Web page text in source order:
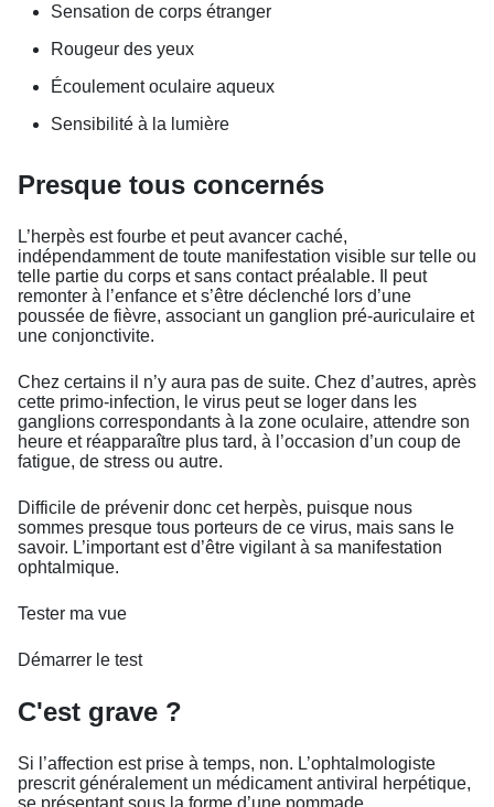
Sensation de corps étranger
Rougeur des yeux
Écoulement oculaire aqueux
Sensibilité à la lumière
Presque tous concernés
L’herpès est fourbe et peut avancer caché,
indépendamment de toute manifestation visible sur telle ou
telle partie du corps et sans contact préalable. Il peut
remonter à l’enfance et s’être déclenché lors d’une
poussée de fièvre, associant un ganglion pré-auriculaire et
une conjonctivite.
Chez certains il n’y aura pas de suite. Chez d’autres, après
cette primo-infection, le virus peut se loger dans les
ganglions correspondants à la zone oculaire, attendre son
heure et réapparaître plus tard, à l’occasion d’un coup de
fatigue, de stress ou autre.
Difficile de prévenir donc cet herpès, puisque nous
sommes presque tous porteurs de ce virus, mais sans le
savoir. L’important est d’être vigilant à sa manifestation
ophtalmique.
Tester ma vue
Démarrer le test
C'est grave ?
Si l’affection est prise à temps, non. L’ophtalmologiste
prescrit généralement un médicament antiviral herpétique,